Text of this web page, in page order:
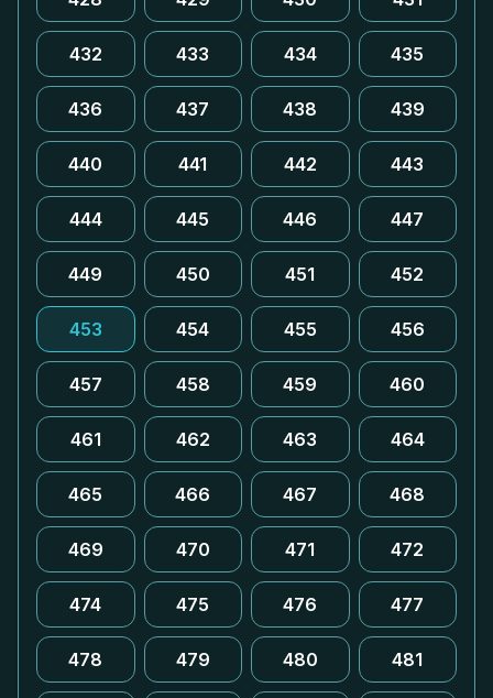
432 433 434 435
436 437 438 439
440 441 442 443
444 445 446 447
449 450 451 452
453 454 455 456
457 458 459 460
461 462 463 464
465 466 467 468
469 470 471 472
474 475 476 477
478 479 480 481